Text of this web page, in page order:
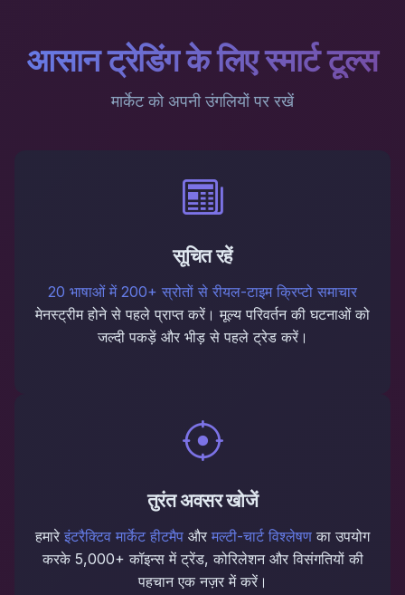
आसान ट्रेडिंग के लिए स्मार्ट टूल्स
मार्केट को अपनी उंगलियों पर रखें
सूचित रहें
20 भाषाओं में 200+ स्रोतों से रीयल-टाइम क्रिप्टो समाचार
मेनस्ट्रीम होने से पहले प्राप्त करें। मूल्य परिवर्तन की घटनाओं को
जल्दी पकड़ें और भीड़ से पहले ट्रेड करें।
तुरंत अवसर खोजें
हमारे इंटरैक्टिव मार्केट हीटमैप और मल्टी-चार्ट विश्लेषण का उपयोग
करके 5,000+ कॉइन्स में ट्रेंड, कोरिलेशन और विसंगतियों की
पहचान एक नज़र में करें।